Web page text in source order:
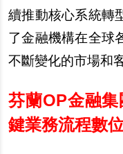
續推動核心系統轉
了金融機構在全球
不斷變化的市場和
芬蘭OP金融
鍵業務流程數